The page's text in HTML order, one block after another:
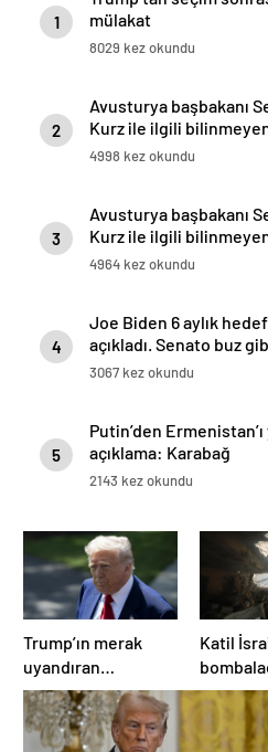
1
mülakat
8029 kez okundu
2
Avusturya başbakanı
Kurz ile ilgili
4998 kez okundu
3
Avusturya başbakanı
Kurz ile ilgili
4964 kez okundu
4
Joe Biden 6 aylık
açıkladı. Senato buz
3067 kez okundu
5
Putin’den Ermenistan’ı
açıklama: Karabağ
Azerbaycan’ın ayrılmaz
2143 kez okundu
Trump’ın merak
uyandıran
paylaşımının sağlık
sistemiyle ilgili
kararname olduğu
Katil